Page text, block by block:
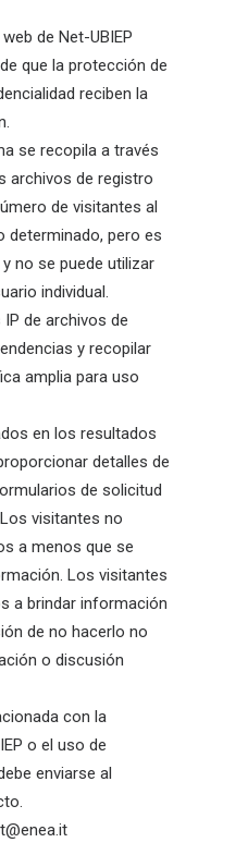
de Net-UBIEP
que la protección de
reciben la
se recopila a través
archivos de registro
de visitantes al
determinado, pero es
no se puede utilizar
individual.
de archivos de
y recopilar
amplia para uso
en los resultados
detalles de
de solicitud
visitantes no
a menos que se
Los visitantes
a brindar información
de no hacerlo no
o discusión
con la
o el uso de
enviarse al